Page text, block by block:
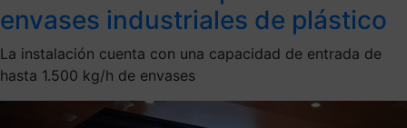
envases industriales de plástico
La instalación cuenta con una capacidad de entrada de
hasta 1.500 kg/h de envases